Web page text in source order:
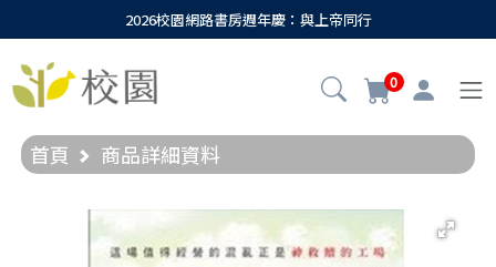
2026校園網路書房週年慶：與上帝同行
0
首頁 商品詳細資料